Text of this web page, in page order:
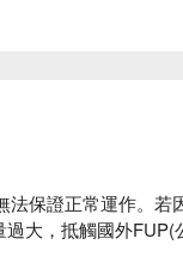
法保證正常運作。
大，抵觸國外